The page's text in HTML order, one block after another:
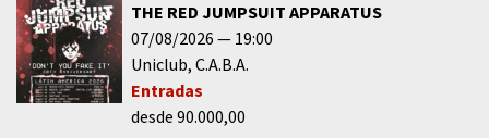
THE RED JUMPSUIT APPARATUS
07/08/2026
19:00
Uniclub C.A.B.A.
Entradas
desde 90.000,00